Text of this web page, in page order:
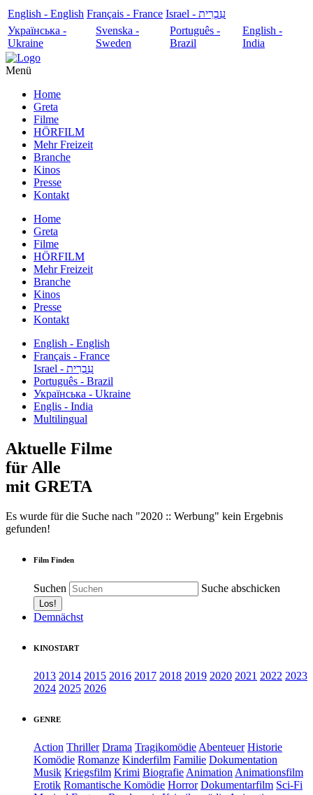
English - English Français - France
עִבְרִית - Israel
Українська -
Ukraine
Svenska -
Sweden
Português -
Brazil
English -
India
Menü
Home
Greta
Filme
HÖRFILM
Mehr Freizeit
Branche
Kinos
Presse
Kontakt
Home
Greta
Filme
HÖRFILM
Mehr Freizeit
Branche
Kinos
Presse
Kontakt
English - English
Français - France
עִבְרִית - Israel
Português - Brazil
Українська - Ukraine
Englis - India
Multilingual
Aktuelle Filme
für Alle
mit GRETA
Es wurde für die Suche nach "2020 :: Werbung" kein Ergebnis
gefunden!
Film Finden
Suchen Suche abschicken
Demnächst
KINOSTART
2013 2014 2015 2016 2017 2018 2019 2020 2021 2022 2023
2024 2025 2026
GENRE
Action Thriller Drama Tragikomödie Abenteuer Historie
Komödie Romanze Kinderfilm Familie Dokumentation
Musik Kriegsfilm Krimi Biografie Animation Animationsfilm
Erotik Romantische Komödie Horror Dokumentarfilm Sci-Fi